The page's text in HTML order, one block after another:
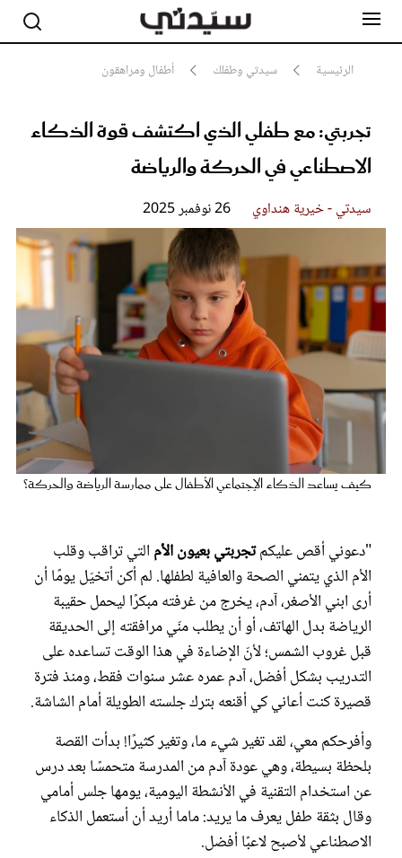
الرئيسية سيدتي وطفلك أطفال ومراهقون
تجربتي: مع طفلي الذي اكتشف قوة الذكاء
الاصطناعي في الحركة والرياضة
سيدتي - خيرية هنداوي 26 نوفمبر 2025
كيف يساعد الذكاء الإجتماعي الأطفال على ممارسة الرياضة والحركة؟
"دعوني أقص عليكمتجربتي بعيون الأم التي تراقب وقلب
الأم الذي يتمني الصحة والعافية لطفلها. لم أكن أتخيّل يومًا أن
أرى ابني الأصغر، آدم، يخرج من غرفته مبكرًا ليحمل حقيبة
الرياضة بدل الهاتف، أو أن يطلب منّي مرافقته إلى الحديقة
قبل غروب الشمس؛ لأنّ الإضاءة في هذا الوقت تساعده على
التدريب بشكل أفضل، آدم عمره عشر سنوات فقط، ومنذ فترة
قصيرة كنت أعاني كي أقنعه بترك جلسته الطويلة أمام الشاشة.
وأفرحكم معي، لقد تغير شيء ما، وتغير كثيرًا! بدأت القصة
بلحظة بسيطة، وهي عودة آدم من المدرسة متحمسًا بعد درس
عن استخدام التقنية في الأنشطة اليومية، يومها جلس أمامي
وقال بثقة طفل يعرف ما يريد: ماما أريد أن أستعمل الذكاء
الاصطناعي لأصبح لاعبًا أفضل.
مشاهير
أناقة
جمال
سيدتي وطفلك
لايف ستايل
فيديو
مطبخ سيدتي
مقالات الرأي
ستايل
تقارير
عروس سيدتي
مجلة سيدتي